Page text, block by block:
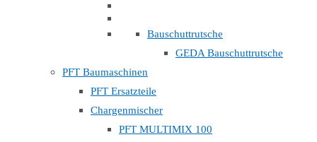
Bauschuttrutsche
GEDA Bauschuttrutsche
PFT Baumaschinen
PFT Ersatzteile
Chargenmischer
PFT MULTIMIX 100